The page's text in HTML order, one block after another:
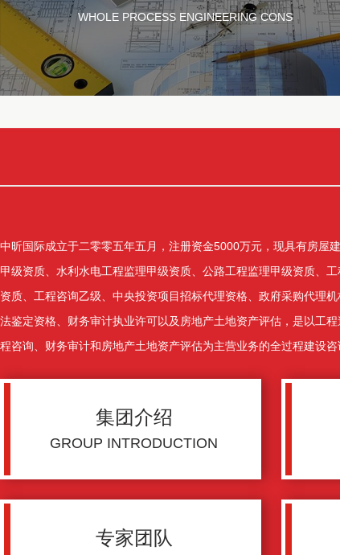
WHOLE PROCESS ENGINEERING CONS
中昕国际成立于二零零五年五月，注册资金5000万元，现具有房屋
甲级资质、水利水电工程监理甲级资质、公路工程监理甲级资质、
资质、工程咨询乙级、中央投资项目招标代理资格、政府采购代理
法鉴定资格、财务审计执业许可以及房地产土地资产评估，是以工
程咨询、财务审计和房地产土地资产评估为主营业务的全过程建设咨
集团介绍
GROUP INTRODUCTION
专家团队